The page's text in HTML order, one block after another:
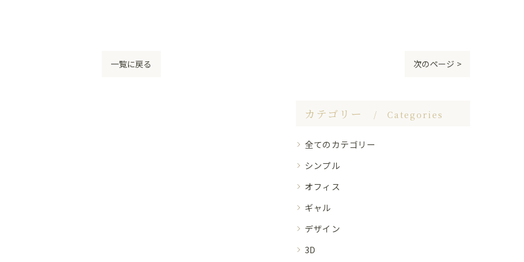
一覧に戻る 次のページ >
カテゴリー Categories
全てのカテゴリー
シンプル
オフィス
ギャル
デザイン
3D